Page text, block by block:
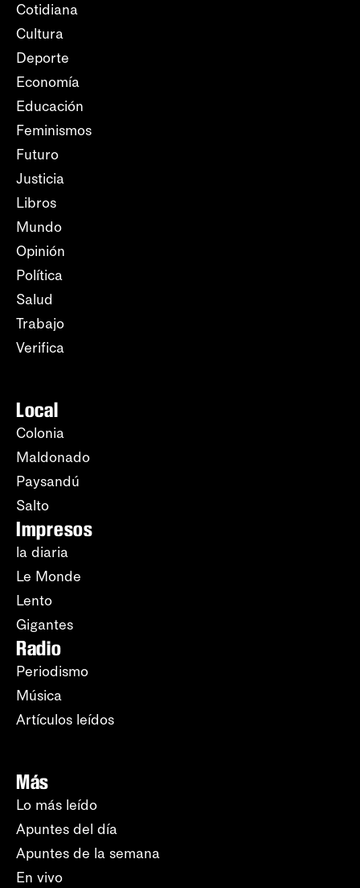
Cotidiana
Cultura
Deporte
Economía
Educación
Feminismos
Futuro
Justicia
Libros
Mundo
Opinión
Política
Salud
Trabajo
Verifica
Local
Colonia
Maldonado
Paysandú
Salto
Impresos
la diaria
Le Monde
Lento
Gigantes
Radio
Periodismo
Música
Artículos leídos
Más
Lo más leído
Apuntes del día
Apuntes de la semana
En vivo